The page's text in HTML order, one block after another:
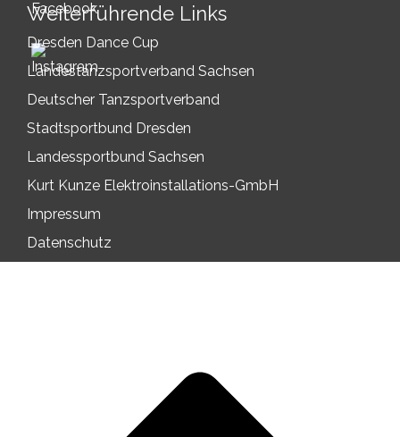
Weiterführende Links
Dresden Dance Cup
Landestanzsportverband Sachsen
Deutscher Tanzsportverband
Stadtsportbund Dresden
Landessportbund Sachsen
Kurt Kunze Elektroinstallations-GmbH
Impressum
Datenschutz